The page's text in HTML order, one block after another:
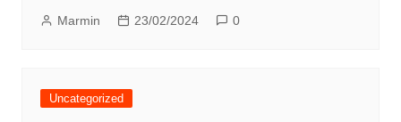
Marmin 23/02/2024 0
Uncategorized